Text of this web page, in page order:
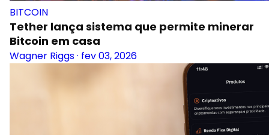
BITCOIN
Tether lança sistema que permite minerar
Bitcoin em casa
Wagner Riggs· fev 03, 2026